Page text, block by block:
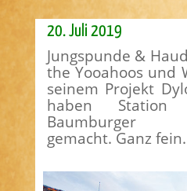
20. Juli 2019
Jungspunde &
the Yooahoos und
seinem Projekt
haben Station
Baumburger
gemacht. Ganz fein.